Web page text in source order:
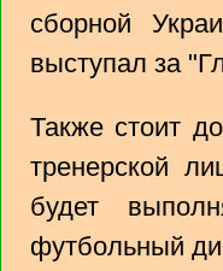
сборной
выступал за
Также стоит
тренерской
будет
футбольный